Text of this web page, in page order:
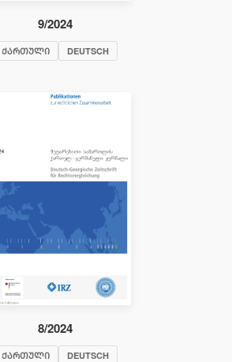
9/2024
ᲥᲐᲠᲗᲣᲚᲘ DEUTSCH
8/2024
ᲥᲐᲠᲗᲣᲚᲘ DEUTSCH